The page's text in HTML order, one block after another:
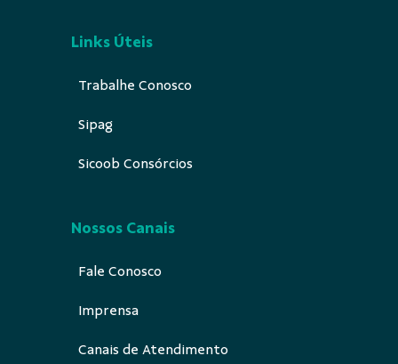
Links Úteis
Trabalhe Conosco
Sipag
Sicoob Consórcios
Nossos Canais
Fale Conosco
Imprensa
Canais de Atendimento